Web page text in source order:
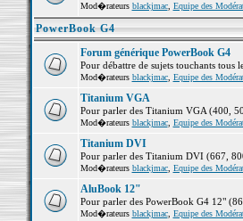
Mod�rateurs blackjmac, Equipe des
PowerBook G4
Forum générique PowerBook G4
Pour débattre de sujets touchants tous
Mod�rateurs blackjmac, Equipe des
Titanium VGA
Pour parler des Titanium VGA (400,
Mod�rateurs blackjmac, Equipe des
Titanium DVI
Pour parler des Titanium DVI (667,
Mod�rateurs blackjmac, Equipe des
AluBook 12"
Pour parler des PowerBook G4 12"
Mod�rateurs blackjmac, Equipe des